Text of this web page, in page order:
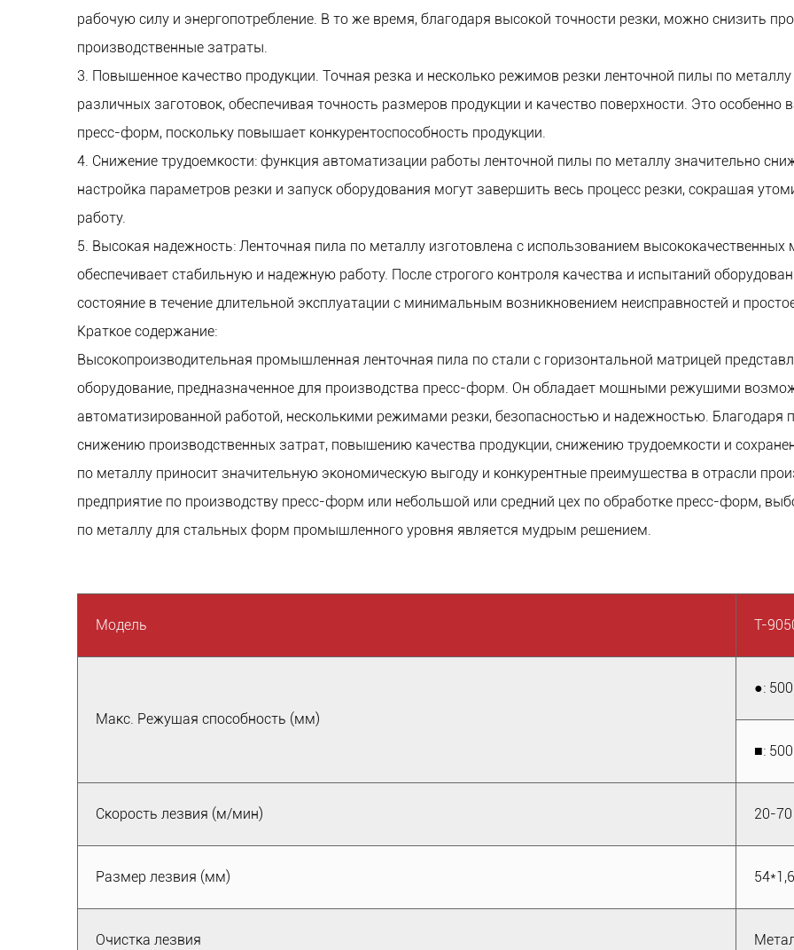
рабочую силу и энергопотребление. В то же время, благодаря высокой точности резки, можно снизить
производственные затраты.
3. Повышенное качество продукции. Точная резка и несколько режимов резки ленточной пилы по
различных заготовок, обеспечивая точность размеров продукции и качество поверхности. Это
пресс-форм, поскольку повышает конкурентоспособность продукции.
4. Снижение трудоемкости: функция автоматизации работы ленточной пилы по металлу значительно
настройка параметров резки и запуск оборудования могут завершить весь процесс резки, сокращая
работу.
5. Высокая надежность: Ленточная пила по металлу изготовлена ​​с использованием высококачественных
обеспечивает стабильную и надежную работу. После строгого контроля качества и испытаний
состояние в течение длительной эксплуатации с минимальным возникновением неисправностей и
Краткое содержание:
Высокопроизводительная промышленная ленточная пила по стали с горизонтальной матрицей
оборудование, предназначенное для производства пресс-форм. Он обладает мощными режущими
автоматизированной работой, несколькими режимами резки, безопасностью и надежностью.
снижению производственных затрат, повышению качества продукции, снижению трудоемкости и
по металлу приносит значительную экономическую выгоду и конкурентные преимущества в отрасли
предприятие по производству пресс-форм или небольшой или средний цех по обработке пресс-форм,
по металлу для стальных форм промышленного уровня является мудрым решением.
Модель Т-
Макс. Режущая способность (мм)
●: 500
■:
Скорость лезвия (м/мин) 20-
Размер лезвия (мм)
Очистка лезвия